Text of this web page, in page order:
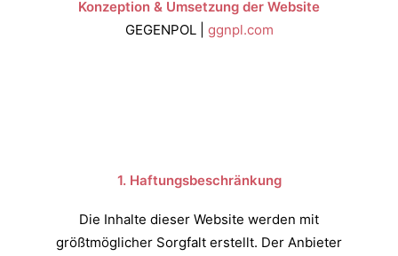
Konzeption & Umsetzung der Website
GEGENPOL | ggnpl.com
1. Haftungsbeschränkung
Die Inhalte dieser Website werden mit
größtmöglicher Sorgfalt erstellt. Der Anbieter